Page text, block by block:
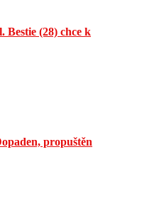
Bestie (28) chce k
propuštěn